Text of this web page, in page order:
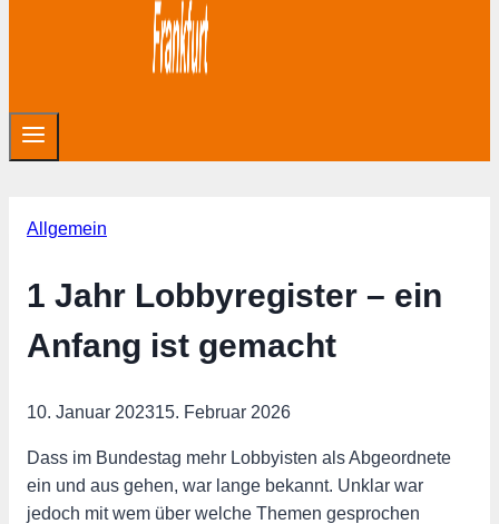
Allgemein
1 Jahr Lobbyregister – ein
Anfang ist gemacht
10. Januar 202315. Februar 2026
Dass im Bundestag mehr Lobbyisten als Abgeordnete
ein und aus gehen, war lange bekannt. Unklar war
jedoch mit wem über welche Themen gesprochen